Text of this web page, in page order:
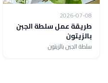
2026-07-08
طريقة عمل سلطة الجبن
بالزيتون
سلطة الجبن بالزيتون